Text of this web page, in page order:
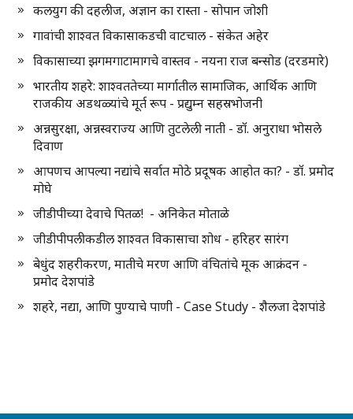
कलयुग की दहलीज, अज्ञान का रास्ता - सोपान जोशी
गावांची शाश्वत विकासाकडची वाटचाल - संकेत अहेर
विकासाच्या झगमगाटामागचे वास्तव - नयना राज बन्सोड (दरडमारे)
भारतीय शहरे: शाश्वततेच्या मार्गातील सामाजिक, आर्थिक आणि
राजकीय अडथळ्यांचे मूर्त रूप - प्रद्युम्न सहस्रभोजनी
अन्नसुरक्षा, अन्नस्वराज्य आणि तुटलेली नाती - डॉ. अनुराधा भोसले
दिवाण
आपणच आपल्या नद्यांचे सर्वात मोठे प्रदूषक आहोत का? - डॉ. प्रमोद
मोघे
जीडीपीच्या देवाचे पितळ! - अनिकेत मोताळे
जीडीपीपलीकडील शाश्वत विकासाचा शोध - हरिहर सारंग
बेधुंद शहरीकरण, मातीचे मरण आणि वंचितांचे मूक आक्रंदन -
प्रमोद देशपांडे
शहरे, नद्या, आणि पुण्याचे पाणी - Case Study - शैलजा देशपांडे